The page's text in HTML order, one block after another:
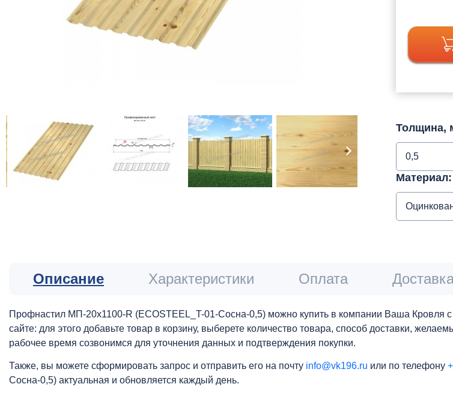
Толщина,
0,5
Материал:
Описание Характеристики Оплата
Профнастил МП-20x1100-R (ECOSTEEL_T-01-Сосна-0,5) можно купить в компании Ваша Кровля
сайте: для этого добавьте товар в корзину, выберете количество товара, способ доставки,
рабочее время созвонимся для уточнения данных и подтверждения покупки.
Также, вы можете сформировать запрос и отправить его на почту info@vk196.ru или по телефону
Сосна-0,5) актуальная и обновляется каждый день.